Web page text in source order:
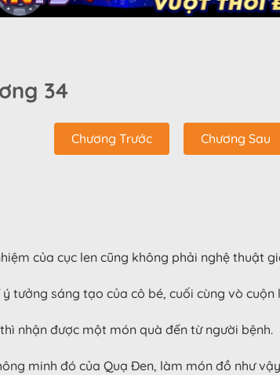
34
Chương Trước Chương Sau
của cục len cũng không phải nghệ thuật
tưởng sáng tạo của cô bé, cuối cùng vò
nhận được một món quà đến từ người bệnh.
minh đó của Quạ Đen, làm món đồ như